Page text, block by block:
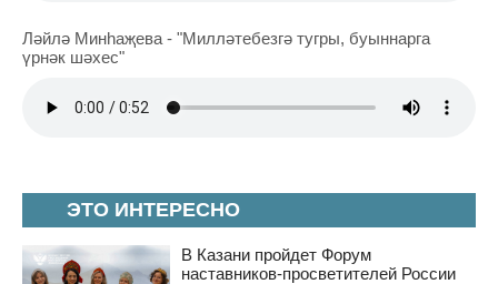
ЭТО ИНТЕРЕСНО
В Казани пройдет Форум
наставников-просветителей России
Ләйлә Минһаҗева - "Милләтебезгә тугры, буыннарга
үрнәк шәхес"